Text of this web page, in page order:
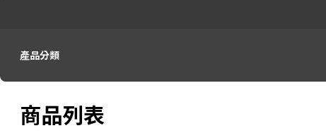
產品分類
商品列表